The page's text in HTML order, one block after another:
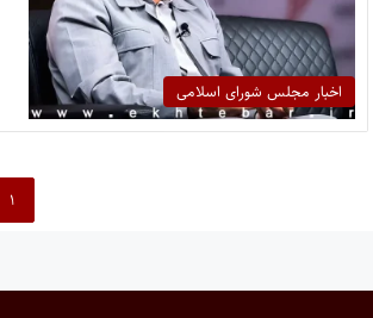
اخبار مجلس شورای اسلامی
۱